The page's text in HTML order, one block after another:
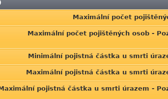
Maximální počet
Maximální počet pojištěných osob -
Minimální pojistná částka u smrti
Maximální pojistná částka u smrti
pojistná částka u smrti úrazem -